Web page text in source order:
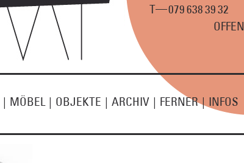
T—0796383932
| MÖBEL | OBJEKTE | ARCHIV | FERNER | INFOS